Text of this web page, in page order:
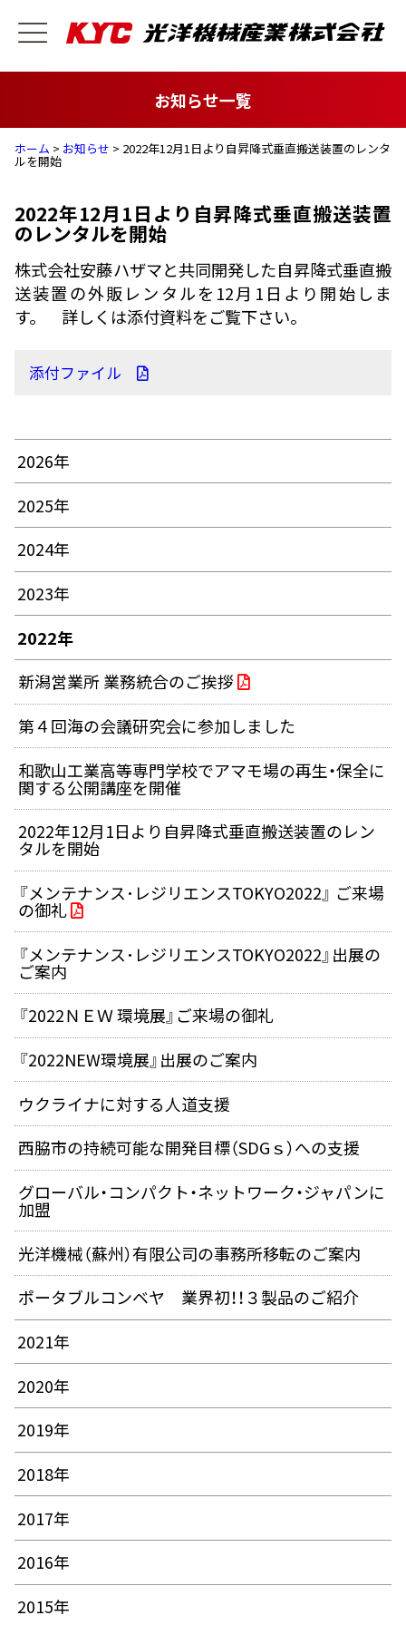
お知らせ一覧
ホーム > お知らせ > 2022年12月1日より自昇降式垂直搬送装置のレンタ
ルを開始
2022年12月1日より自昇降式垂直搬送装置
のレンタルを開始
株式会社安藤ハザマと共同開発した自昇降式垂直搬
送装置の外販レンタルを12月1日より開始しま
す。 詳しくは添付資料をご覧下さい。
添付ファイル
2026年
2025年
2024年
2023年
2022年
新潟営業所 業務統合のご挨拶
第４回海の会議研究会に参加しました
和歌山工業高等専門学校でアマモ場の再生・保全に
関する公開講座を開催
2022年12月1日より自昇降式垂直搬送装置のレン
タルを開始
『メンテナンス･レジリエンスTOKYO2022』 ご来場
の御礼
『メンテナンス･レジリエンスTOKYO2022』出展の
ご案内
『2022ＮＥＷ 環境展』ご来場の御礼
『2022NEW環境展』出展のご案内
ウクライナに対する人道支援
西脇市の持続可能な開発目標（SDGｓ）への支援
グローバル・コンパクト・ネットワーク・ジャパンに
加盟
光洋機械（蘇州）有限公司の事務所移転のご案内
ポータブルコンベヤ 業界初！！３製品のご紹介
2021年
2020年
2019年
2018年
2017年
2016年
2015年